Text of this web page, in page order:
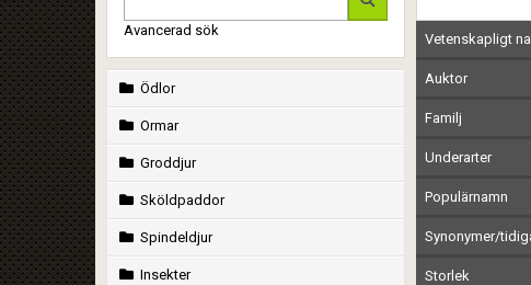
Avancerad sök
Ödlor
Ormar
Groddjur
Sköldpaddor
Spindeldjur
Insekter
Vetenskapligt
Auktor
Familj
Underarter
Populärnamn
Synonymer/
Storlek